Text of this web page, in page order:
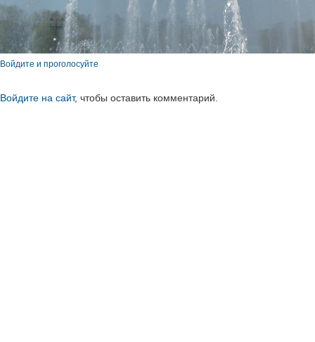
Войдите и проголосуйте
Войдите на сайт, чтобы оставить комментарий.